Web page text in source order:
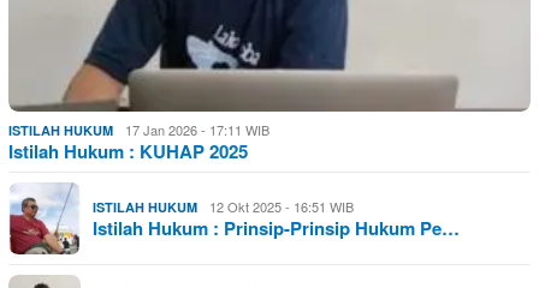
ISTILAH HUKUM 17 Jan 2026 - 17:11 WIB
Istilah Hukum : KUHAP 2025
ISTILAH HUKUM 12 Okt 2025 - 16:51 WIB
Istilah Hukum : Prinsip-Prinsip Hukum Pe…